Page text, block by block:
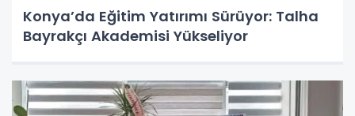
Konya’da Eğitim Yatırımı Sürüyor: Talha
Bayrakçı Akademisi Yükseliyor